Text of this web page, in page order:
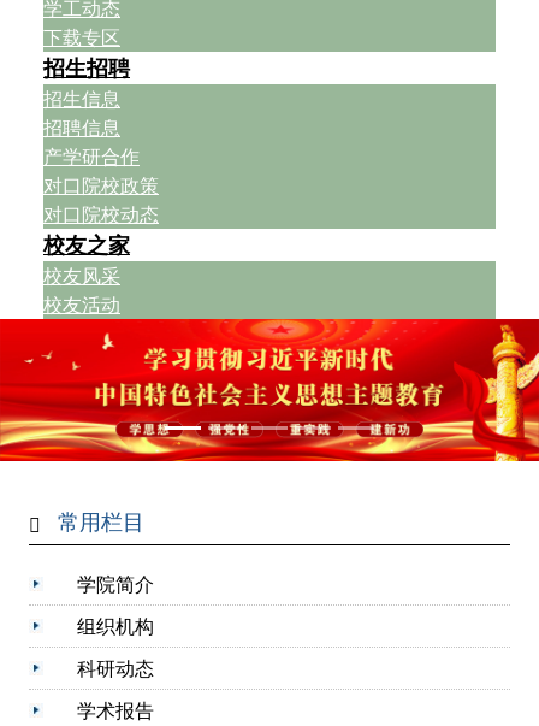
学工动态
下载专区
招生招聘
招生信息
招聘信息
产学研合作
对口院校政策
对口院校动态
校友之家
校友风采
校友活动
常用栏目
学院简介
组织机构
科研动态
学术报告